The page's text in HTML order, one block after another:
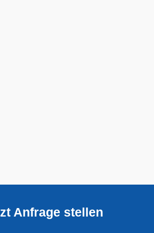
Anfrage stellen